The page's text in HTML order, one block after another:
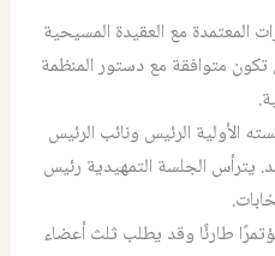
المعتمدة مع العقيدة المسيحية
متوافقة مع دستور المنظمة
الأولية الرئيس ونائب الرئيس
يترأس الجلسة التمهيدية رئيس
طارئًا وقد يطلب ثلث أعضاء